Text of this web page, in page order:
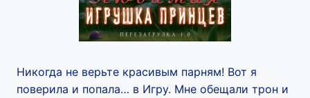
Никогда не верьте красивым парням! Вот я
поверила и попала… в Игру. Мне обещали трон и